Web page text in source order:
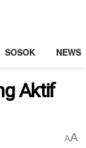
SOSOK NEWS
Aktif
AA